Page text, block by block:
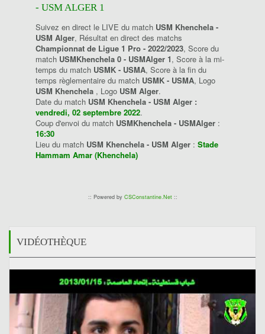
- USM ALGER 1
Suivez en direct le LIVE du match USM Khenchela -
USM Alger, Résultat en direct des matchs
Championnat de Ligue 1 Pro - 2022/2023, Score du
match USMKhenchela 0 - USMAlger 1, Score à la mi-
temps du match USMK - USMA, Score à la fin du
temps règlementaire du match USMK - USMA, Logo
USM Khenchela , Logo USM Alger.
Date du match USM Khenchela - USM Alger :
vendredi, 02 septembre 2022.
Coup d'envoi du match USMKhenchela - USMAlger :
16:30
Lieu du match USM Khenchela - USM Alger : Stade
Hammam Amar (Khenchela)
:: Powered by CSConstantine.Net::
VIDÉOTHÈQUE